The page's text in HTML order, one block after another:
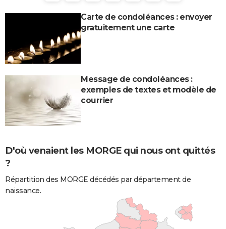
Carte de condoléances : envoyer
gratuitement une carte
Message de condoléances :
exemples de textes et modèle de
courrier
D'où venaient les MORGE qui nous ont quittés
?
Répartition des MORGE décédés par département de
naissance.